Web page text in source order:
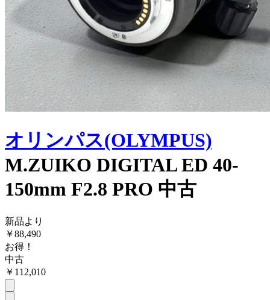
オリンパス(OLYMPUS)
M.ZUIKO DIGITAL ED 40-
150mm F2.8 PRO 中古
新品より
￥88,490
お得！
中古
￥ 112,010